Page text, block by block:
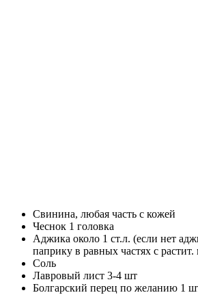
Свинина, любая часть с кожей
Чеснок 1 головка
Аджика около 1 ст.л. (если нет
паприку в равных частях с
Соль
Лавровый лист 3-4 шт
Болгарский перец по желанию 1